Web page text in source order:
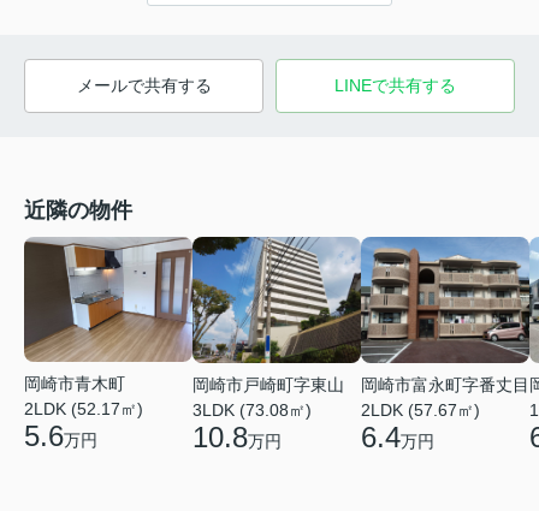
メールで共有する LINEで共有する
近隣の物件
岡崎市青木町
2LDK (52.17㎡)
5.6万円
岡崎市戸崎町字東山
3LDK (73.08㎡)
10.8万円
岡崎市富永町字番丈目
2LDK (57.67㎡)
6.4万円